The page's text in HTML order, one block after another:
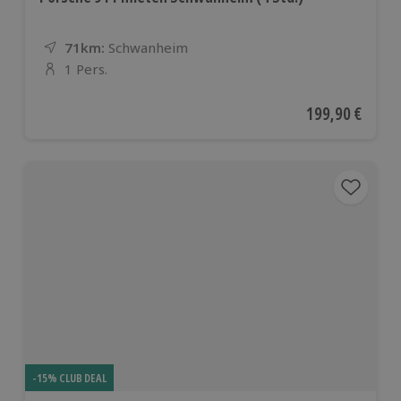
71km: Entfernung
Standort
Schwanheim
Anzahl der Teilnehmer
1 Pers.
Aktueller Preis
199,90 €
-15% CLUB DEAL